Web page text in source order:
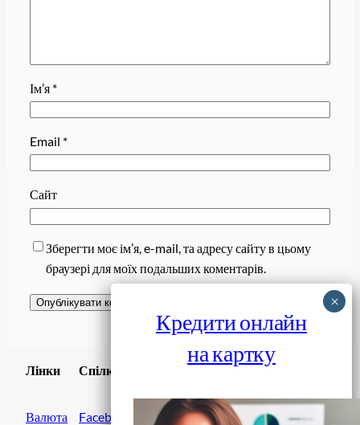
Ім’я *
Email *
Сайт
Зберегти моє ім’я, e-mail, та адресу сайту в цьому
браузері для моїх подальших коментарів.
Лінки
Валюта
Спілки
Facebook
Завантажити
Кредити онлайн
на картку